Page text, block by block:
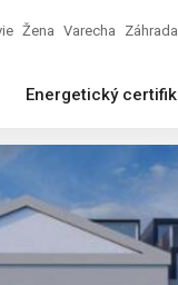
Žena Varecha Záhrada
Energetický